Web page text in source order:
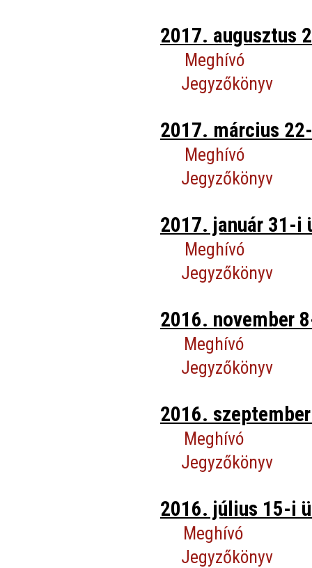
2017. augusztus
Meghívó
Jegyzőkönyv
2017. március
Meghívó
Jegyzőkönyv
2017. január 31-i
Meghívó
Jegyzőkönyv
2016. november
Meghívó
Jegyzőkönyv
2016.
Meghívó
Jegyzőkönyv
2016. július 15-i
Meghívó
Jegyzőkönyv